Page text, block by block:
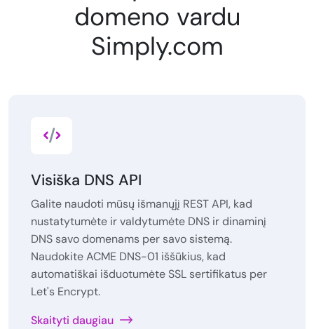
domeno vardu
Simply.com
Visiška DNS API
Galite naudoti mūsų išmanųjį REST API, kad
nustatytumėte ir valdytumėte DNS ir dinaminį
DNS savo domenams per savo sistemą.
Naudokite ACME DNS-01 iššūkius, kad
automatiškai išduotumėte SSL sertifikatus per
Let's Encrypt.
Skaityti daugiau